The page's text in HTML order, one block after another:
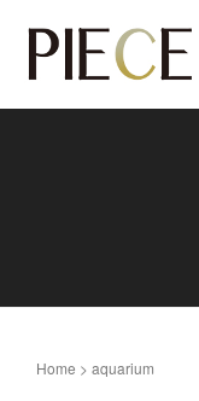
Home > aquarium